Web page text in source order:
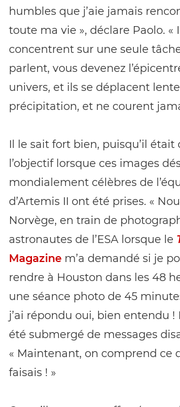
humbles que j’aie jamais
toute ma vie », déclare Paolo. «
concentrent sur une seule
parlent, vous devenez
univers, et ils se déplacent
précipitation, et ne courent
Il le sait fort bien, puisqu’il était
l’objectif lorsque ces images
mondialement célèbres de
d’Artemis II ont été prises. «
Norvège, en train de
astronautes de l’ESA lorsque le
Magazine m’a demandé si je
rendre à Houston dans les 48
une séance photo de 45
j’ai répondu oui, bien entendu !
été submergé de messages
« Maintenant, on comprend ce
faisais ! »